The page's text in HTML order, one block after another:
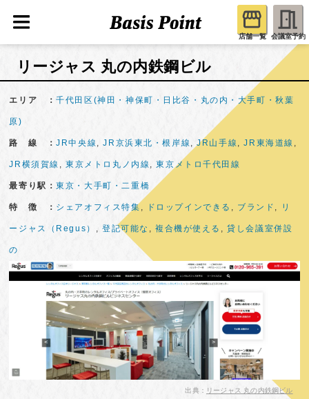
店舗一覧 会議室予約
リージャス 丸の内鉄鋼ビル
エリア ：千代田区(神田・神保町・日比谷・丸の内・大手町・秋葉
原)
路 線 ：JR中央線 ,JR京浜東北・根岸線 ,JR山手線 ,JR東海道線 ,
JR横須賀線 ,東京メトロ丸ノ内線 ,東京メトロ千代田線
最寄り駅：東京・大手町・二重橋
特 徴 ： シェアオフィス特集 , ドロップインできる , ブランド , リ
ージャス（Regus） , 登記可能な , 複合機が使える ,貸し会議室併設
の
出典： リージャス 丸の内鉄鋼ビル